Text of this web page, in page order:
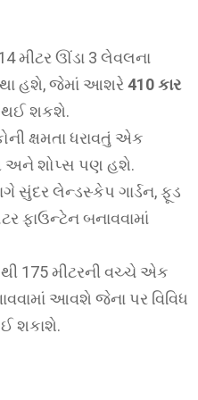
મીટર ઊંડા 3 લેવલના
હશે, જેમાં આશરે410 કાર
થઈ શકશે.
ક્ષમતા ધરાવતું એક
અને શોપ્સ પણ હશે.
સુંદર લેન્ડસ્કેપ ગાર્ડન, ફૂડ
ફાઉન્ટેન બનાવવામાં
થી 175 મીટરની વચ્ચે એક
આવશે જેના પર વિવિધ
શકાશે.